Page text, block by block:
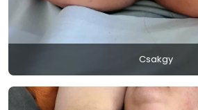
Csakgy